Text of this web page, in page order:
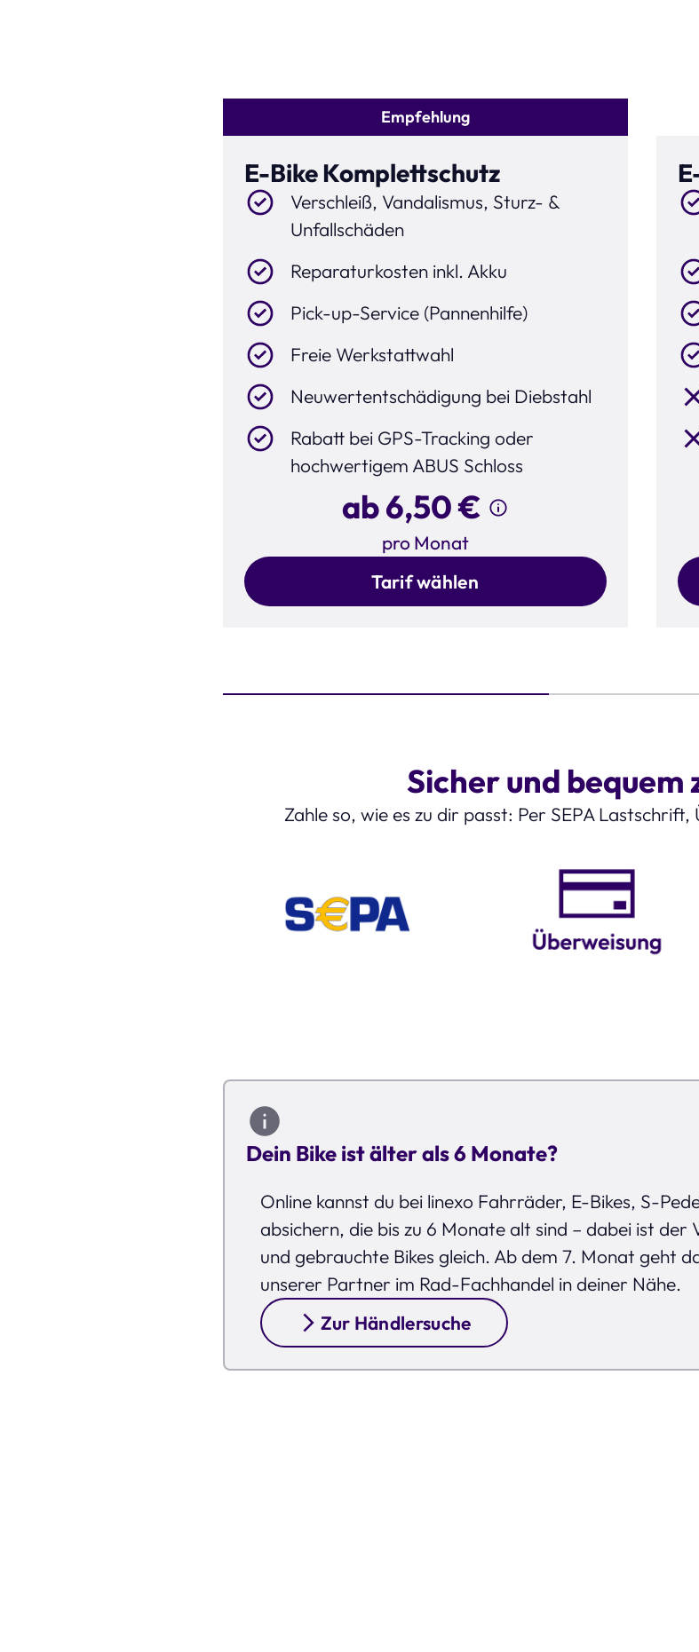
Empfehlung
E-Bike Komplettschutz
Verschleiß, Vandalismus, Sturz- &
Unfallschäden
Reparaturkosten inkl. Akku
Pick-up-Service (Pannenhilfe)
Freie Werkstattwahl
Neuwertentschädigung bei Diebstahl
Rabatt bei GPS-Tracking oder
hochwertigem ABUS Schloss
ab 6,50 €
pro Monat
Tarif wählen
Sicher und bequem
Zahle so, wie es zu dir passt: Per SEPA
Dein Bike ist älter als 6 Monate?
Online kannst du bei linexo Fahrräder, E-Bikes, S-
absichern, die bis zu 6 Monate alt sind – dabei ist
und gebrauchte Bikes gleich. Ab dem 7. Monat geht
unserer Partner im Rad-Fachhandel in deiner Nähe.
Zur Händlersuche